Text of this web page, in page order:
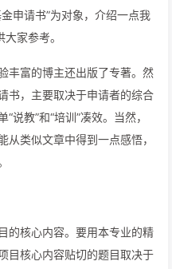
申请书”为对象，介绍一点我
家参考。
丰富的博主还出版了专著。然
书，主要取决于申请者的综合
说教”和“培训”凑效。当然，
类似文章中得到一点感悟，
的核心内容。要用本专业的精
目核心内容贴切的题目取决于